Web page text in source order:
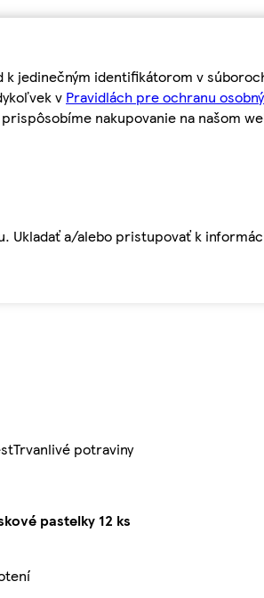
jedinečným identifikátorom v
v Pravidlách pre ochranu
nakupovanie na našom
a/alebo pristupovať k
Trvanlivé potraviny
pastelky 12 ks